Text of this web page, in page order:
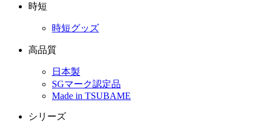
時短
時短グッズ
高品質
日本製
SGマーク認定品
Made in TSUBAME
シリーズ